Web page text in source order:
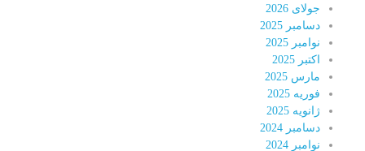
جولای 2026
دسامبر 2025
نوامبر 2025
اکتبر 2025
مارس 2025
فوریه 2025
ژانویه 2025
دسامبر 2024
نوامبر 2024